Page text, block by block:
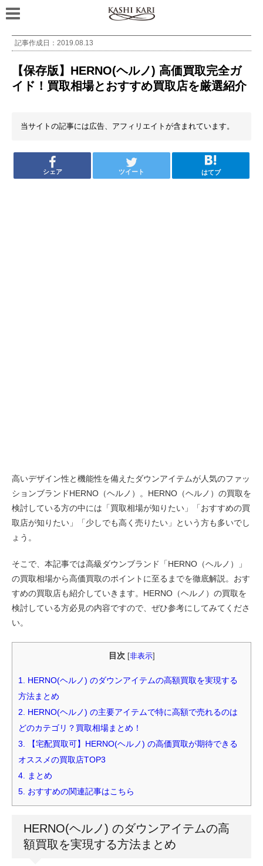
記事作成日： 2019.08.13
【保存版】HERNO(ヘルノ) 高価買取完全ガ
イド！買取相場とおすすめ買取店を厳選紹介
当サイトの記事には広告、アフィリエイトが含まれています。
シェア ツイート はてブ
高いデザイン性と機能性を備えたダウンアイテムが人気のファッ
ションブランドHERNO（ヘルノ）。HERNO（ヘルノ）の買取を
検討している方の中には「買取相場が知りたい」「おすすめの買
取店が知りたい」「少しでも高く売りたい」という方も多いでし
ょう。
そこで、本記事では高級ダウンブランド「HERNO（ヘルノ）」
の買取相場から高価買取のポイントに至るまでを徹底解説。おす
すめの買取店も紹介していきます。HERNO（ヘルノ）の買取を
検討している方必見の内容ですので、ぜひ参考にしてみてくださ
い。
目次 非表示]
1. HERNO(ヘルノ) のダウンアイテムの高額買取を実現する
方法まとめ
2. HERNO(ヘルノ) の主要アイテムで特に高額で売れるのは
どのカテゴリ？買取相場まとめ！
3. 【宅配買取可】HERNO(ヘルノ) の高価買取が期待できる
オススメの買取店TOP3
4. まとめ
5. おすすめの関連記事はこちら
HERNO(ヘルノ) のダウンアイテムの高
額買取を実現する方法まとめ